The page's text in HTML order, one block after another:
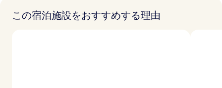
この宿泊施設をおすすめする理由